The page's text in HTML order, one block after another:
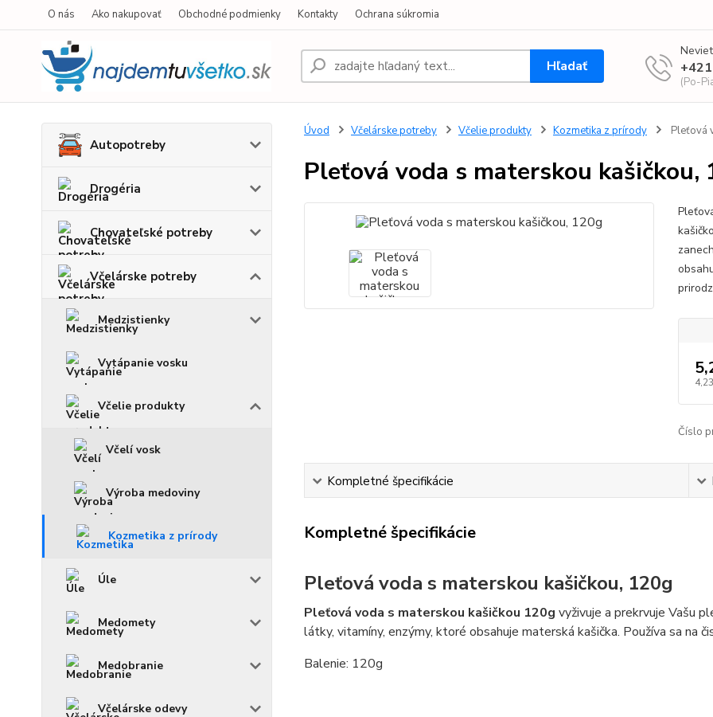
O nás Ako nakupovať Obchodné podmienky Kontakty Ochrana súkromia
Hľadať
(Po-
Autopotreby
Drogéria
Chovateľské potreby
Včelárske potreby
Medzistienky
Vytápanie vosku
Včelie produkty
Včelí vosk
Výroba medoviny
Kozmetika z prírody
Úle
Medomety
Medobranie
Včelárske odevy
Úvod Včelárske potreby Včelie produkty Kozmetika z prírody Pleťová
Pleťová voda s materskou kašičkou,
Číslo
Kompletné špecifikácie
Kompletné špecifikácie
Pleťová voda s materskou kašičkou, 120g
Pleťová voda s materskou kašičkou 120g vyživuje a prekrvuje Vašu
látky, vitamíny, enzýmy, ktoré obsahuje materská kašička. Používa sa na
Balenie: 120g